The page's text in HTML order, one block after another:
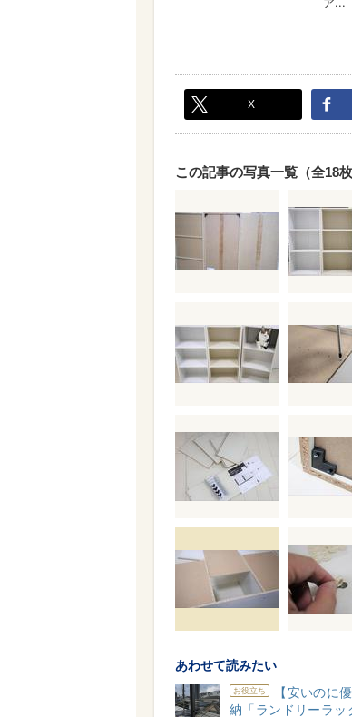
X
この記事の写真一覧（全18枚
あわせて読みたい
お役立ち
【安いのに
納「ランドリーラッ